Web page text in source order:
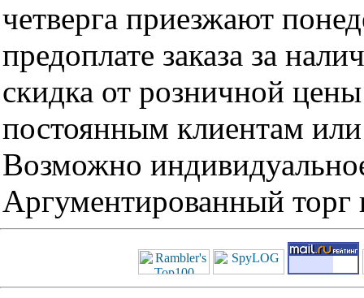
четверга приезжают
предоплате заказа за
скидка от розничной
постоянным клиентам
Возможно
Аргументированный торг